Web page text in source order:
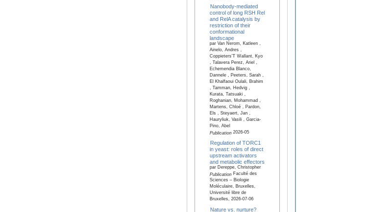
Nanobody-mediated
control of long RSH Rel
and RelA catalysis by
restriction of their
conformational
landscape
par Van Nerom, Katleen ,
Ainelo, Andres ,
Coppieters'T Wallant, Kyo
, Talavera Perez, Ariel ,
Echemendia Blanco,
Dannele , Peeters, Sarah ,
El Khalfaoui Oulali, Brahim
, Tamman, Hedvig ,
Kurata, Tatsuaki ,
Roghanian, Mohammad ,
Martens, Chloé , Pardon,
Els , Steyaert, Jan ,
Hauryliuk, Vasili , Garcia-
Pino, Abel
Publication2026-05
Regulation of TORC1
in yeast: roles of direct
upstream activators
and metabolic effectors
par Dereppe, Christopher
PublicationFaculté des
Sciences – Biologie
Moléculaire, Bruxelles,
Université libre de
Bruxelles, 2026-07-06
Nature vs. nurture?